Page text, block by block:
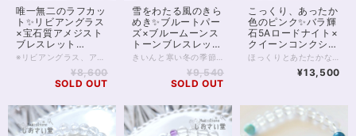
唯一無二のラフカッ
ト✨リビアングラス
×宝石質アメジスト
ブレスレット
16.5cm
¥8,600
SOLD OUT
雪をわたる風のきら
めき✨ブルートパー
ズ×ブルームーンス
トーンブレスレット
17cm
¥9,540
SOLD OUT
こっくり、あったか
色のピンク✨バラ輝
石5Aロードナイト×
クイーンコンクシェ
ルブレスレット
¥13,500